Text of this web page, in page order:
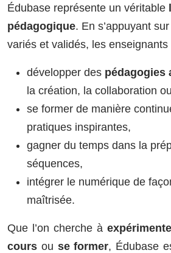
Édubase représente un véritable
pédagogique. En s’appuyant
variés et validés, les enseignants
développer des pédagogies
la création, la collaboration
se former de manière
pratiques inspirantes,
gagner du temps dans la
séquences,
intégrer le numérique de
maîtrisée.
Que l’on cherche à
cours ou se former, Édubase